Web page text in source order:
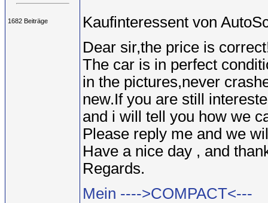
1682 Beiträge
Kaufinteressent von
Dear sir,the price is
The car is in perfect
in the pictures,never
new.If you are still
and i will tell you how we
Please reply me and we
Have a nice day , and
Regards.
Mein ---->COMPACT<---